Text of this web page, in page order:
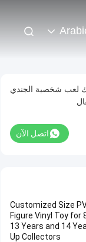
لعب شخصية الجندي
اتصل الآن
Customized Size
Figure Vinyl Toy for
13 Years and 14
Up Collectors